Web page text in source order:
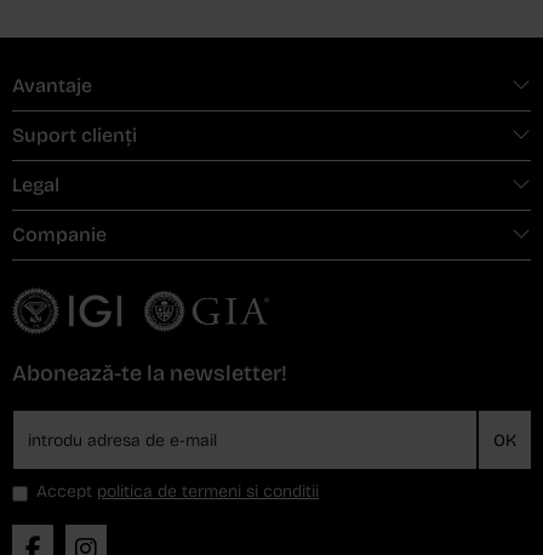
Avantaje
Suport clienți
Legal
Companie
Abonează-te la newsletter!
OK
Accept politica de termeni si conditii